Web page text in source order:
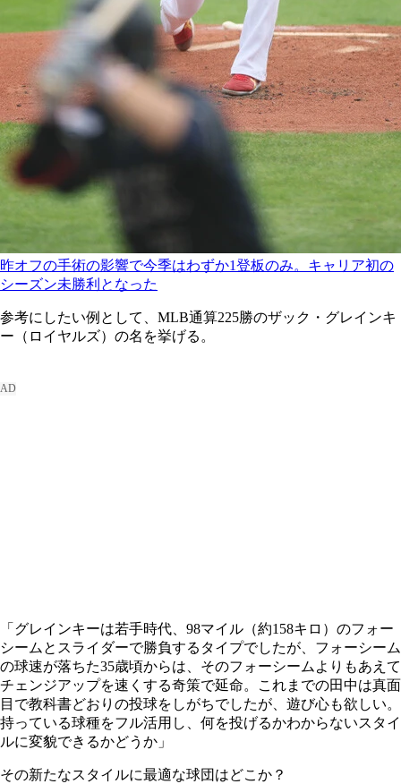
昨オフの手術の影響で今季はわずか1登板のみ。キャリア初の
シーズン未勝利となった
参考にしたい例として、MLB通算225勝のザック・グレインキ
ー（ロイヤルズ）の名を挙げる。
「グレインキーは若手時代、98マイル（約158キロ）のフォー
シームとスライダーで勝負するタイプでしたが、フォーシーム
の球速が落ちた35歳頃からは、そのフォーシームよりもあえて
チェンジアップを速くする奇策で延命。これまでの田中は真面
目で教科書どおりの投球をしがちでしたが、遊び心も欲しい。
持っている球種をフル活用し、何を投げるかわからないスタイ
ルに変貌できるかどうか」
その新たなスタイルに最適な球団はどこか？